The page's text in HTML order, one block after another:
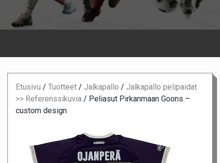
Etusivu / Tuotteet / Jalkapallo / Jalkapallo pelipaidat
>> Referenssikuvia / Peliasut Pirkanmaan Goons –
custom design